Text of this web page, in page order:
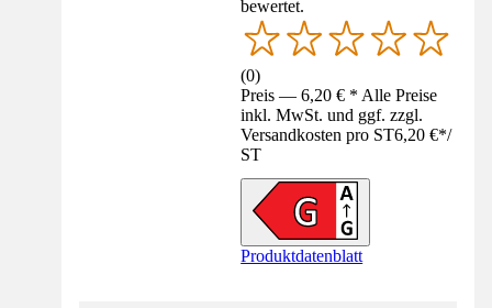
bewertet.
(0)
Preis — 6,20 € * Alle Preise
inkl. MwSt. und ggf. zzgl.
Versandkosten pro ST6,20 €*/
ST
Produktdatenblatt